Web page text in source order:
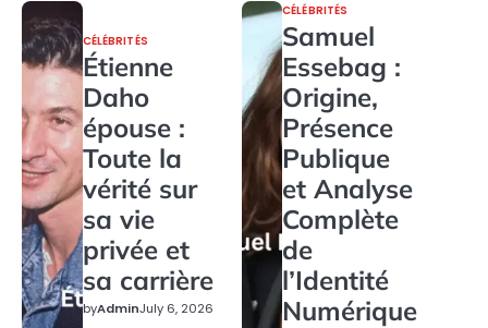
CÉLÉBRITÉS
Étienne
Daho
épouse :
Toute la
vérité sur
sa vie
privée et
sa carrière
byAdminJuly 6, 2026
CÉLÉBRITÉS
Samuel
Essebag :
Origine,
Présence
Publique
et Analyse
Complète
de
l’Identité
Numérique